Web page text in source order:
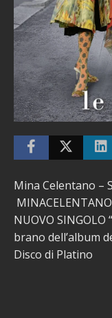
Mina Celentano –
NUOVO SINGOLO
brano dell’album
Disco di Platino